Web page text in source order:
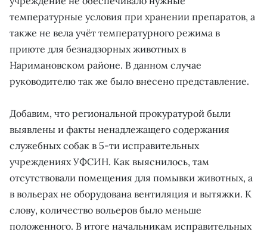
температурные условия при хранении препаратов, а
также не вела учёт температурного режима в
приюте для безнадзорных животных в
Наримановском районе. В данном случае
руководителю так же было внесено представление.
Добавим, что региональной прокуратурой были
выявлены и факты ненадлежащего содержания
служебных собак в 5-ти исправительных
учреждениях УФСИН. Как выяснилось, там
отсутствовали помещения для помывки животных, а
в вольерах не оборудована вентиляция и вытяжки. К
слову, количество вольеров было меньше
положенного. В итоге начальникам исправительных